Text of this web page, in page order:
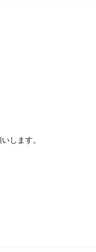
します。